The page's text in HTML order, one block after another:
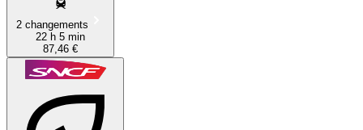
2 changements
22 h 5 min
87,46 €